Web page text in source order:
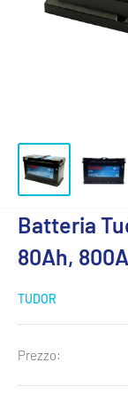
Batteria
80Ah,
TUDOR
Prezzo: